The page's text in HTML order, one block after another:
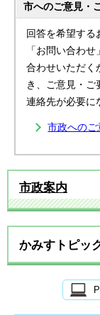
市へのご意見・
回答を希望する
「お問い合わ
合わせいただく
き、ご意見・ご
連絡先が必要に
市政へのご
市政案内
かみすトピッ